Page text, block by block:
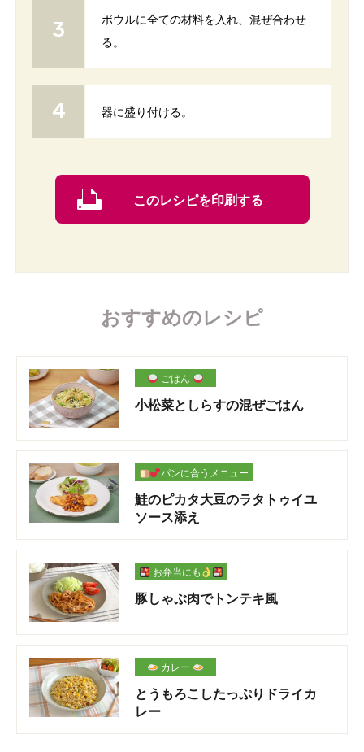
ボウルに全ての材料を入れ、混ぜ合わせ
る。
器に盛り付ける。
このレシピを印刷する
おすすめのレシピ
ごはん
小松菜としらすの混ぜごはん
パンに合うメニュー
鮭のピカタ大豆のラタトゥイユ
ソース添え
お弁当にも
豚しゃぶ肉でトンテキ風
カレー
とうもろこしたっぷりドライカ
レー